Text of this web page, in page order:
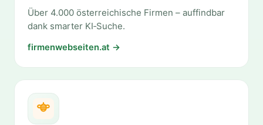
Über 4.000 österreichische Firmen – auffindbar
dank smarter KI‑Suche.
firmenwebseiten.at →